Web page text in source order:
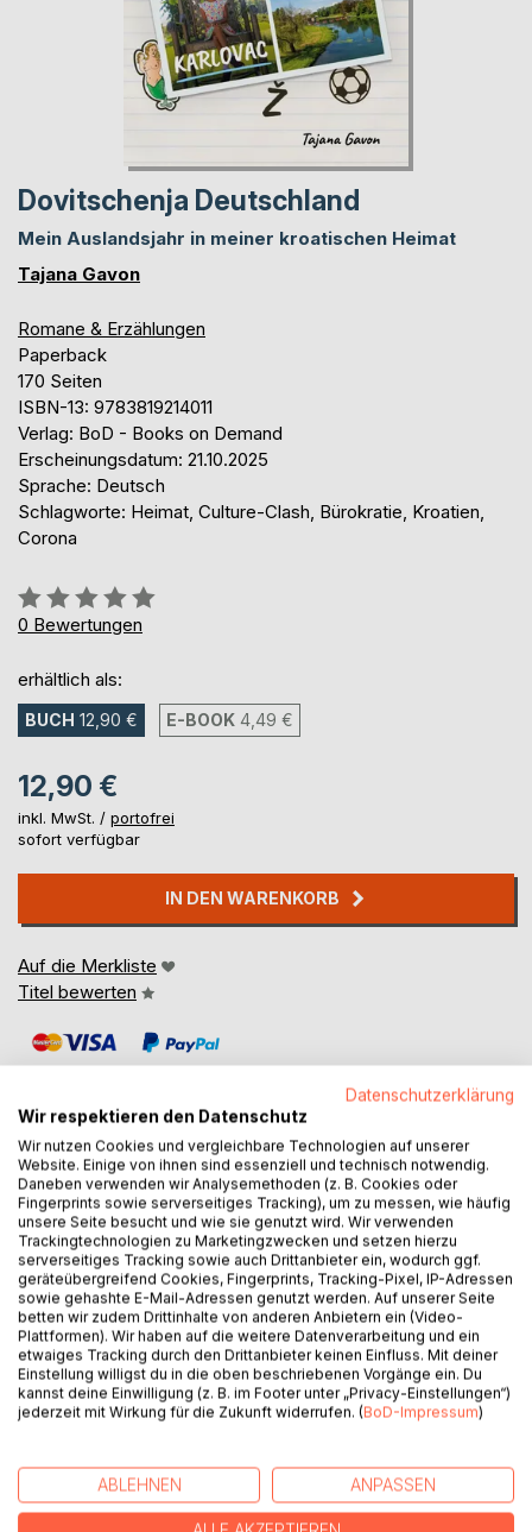
Dovitschenja Deutschland
Mein Auslandsjahr in meiner kroatischen Heimat
Tajana Gavon
Romane & Erzählungen
Paperback
170 Seiten
ISBN-13: 9783819214011
Verlag: BoD - Books on Demand
Erscheinungsdatum: 21.10.2025
Sprache: Deutsch
Schlagworte: Heimat, Culture-Clash, Bürokratie, Kroatien,
Corona
Bewertung::
0%
0 Bewertungen
erhältlich als:
BUCH 12,90 € E-BOOK 4,49 €
12,90 €
inkl. MwSt. / portofrei
sofort verfügbar
IN DEN WARENKORB
Auf die Merkliste
Titel bewerten
BESCHREIBUNG
Fremd in der Heimat: mit Kindern, Koffer und Kulturschock
zurück nach Kroatien.
Nach 27 Jahren in Deutschland zieht Tajana mit ihren
kleinen "Afro-Svaben" zurück in ihre Geburtsstadt Karlovac
und stellt schnell fest: Heimat ist ein Gefühl mit
Stolpersteinen. Zwischen Balkan-Bürokratie, der
hoffnungslosen Suche nach veganen Cevapcici und der
Flucht vor lebensbedrohlichem Durchzug entdeckt sie ihr
Geschichten, die zum Lachen und Nachdenken einladen.
Datenschutzerklärung
Wir respektieren den Datenschutz
Wir nutzen Cookies und vergleichbare Technologien auf unserer
Website. Einige von ihnen sind essenziell und technisch notwendig.
Daneben verwenden wir Analysemethoden (z. B. Cookies oder
Fingerprints sowie serverseitiges Tracking), um zu messen, wie häufig
unsere Seite besucht und wie sie genutzt wird. Wir verwenden
Trackingtechnologien zu Marketingzwecken und setzen hierzu
serverseitiges Tracking sowie auch Drittanbieter ein, wodurch ggf.
geräteübergreifend Cookies, Fingerprints, Tracking-Pixel, IP-Adressen
sowie gehashte E-Mail-Adressen genutzt werden. Auf unserer Seite
betten wir zudem Drittinhalte von anderen Anbietern ein (Video-
Plattformen). Wir haben auf die weitere Datenverarbeitung und ein
etwaiges Tracking durch den Drittanbieter keinen Einfluss. Mit deiner
Einstellung willigst du in die oben beschriebenen Vorgänge ein. Du
kannst deine Einwilligung (z. B. im Footer unter „Privacy-Einstellungen“)
jederzeit mit Wirkung für die Zukunft widerrufen. (BoD-Impressum)
ABLEHNEN ANPASSEN